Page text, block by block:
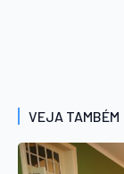
VEJA TAMBÉM